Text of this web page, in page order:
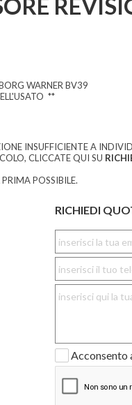
WARNER BV39
**
INSUFFICIENTE A
CLICCATE QUI SU
POSSIBILE.
RICHIEDI
Acconsento